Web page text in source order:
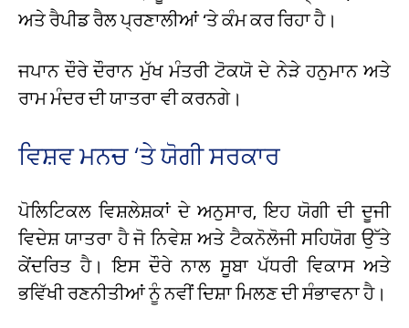
ਅਤੇ ਰੈਪੀਡ ਰੈਲ ਪ੍ਰਣਾਲੀਆਂ ‘ਤੇ ਕੰਮ ਕਰ ਰਿਹਾ ਹੈ।
ਜਪਾਨ ਦੌਰੇ ਦੌਰਾਨ ਮੁੱਖ ਮੰਤਰੀ ਟੋਕਯੋ ਦੇ ਨੇੜੇ ਹਨੁਮਾਨ ਅਤੇ
ਰਾਮ ਮੰਦਰ ਦੀ ਯਾਤਰਾ ਵੀ ਕਰਨਗੇ।
ਵਿਸ਼ਵ ਮਨਚ ‘ਤੇ ਯੋਗੀ ਸਰਕਾਰ
ਪੋਲਿਟਿਕਲ ਵਿਸ਼ਲੇਸ਼ਕਾਂ ਦੇ ਅਨੁਸਾਰ, ਇਹ ਯੋਗੀ ਦੀ ਦੂਜੀ
ਵਿਦੇਸ਼ ਯਾਤਰਾ ਹੈ ਜੋ ਨਿਵੇਸ਼ ਅਤੇ ਟੈਕਨੋਲੋਜੀ ਸਹਿਯੋਗ ਉੱਤੇ
ਕੇਂਦਰਿਤ ਹੈ। ਇਸ ਦੌਰੇ ਨਾਲ ਸੂਬਾ ਪੱਧਰੀ ਵਿਕਾਸ ਅਤੇ
ਭਵਿੱਖੀ ਰਣਨੀਤੀਆਂ ਨੂੰ ਨਵੀਂ ਦਿਸ਼ਾ ਮਿਲਣ ਦੀ ਸੰਭਾਵਨਾ ਹੈ।